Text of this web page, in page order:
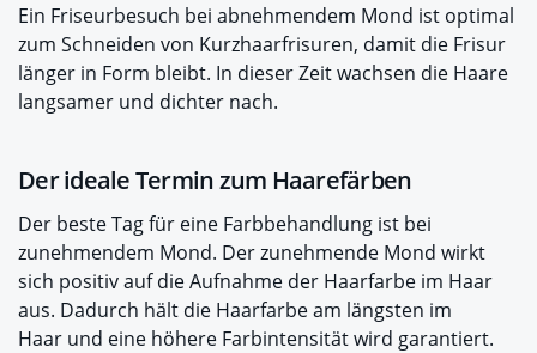
Ein Friseurbesuch bei abnehmendem Mond ist optimal
zum Schneiden von Kurzhaarfrisuren, damit die Frisur
länger in Form bleibt. In dieser Zeit wachsen die Haare
langsamer und dichter nach.
Der ideale Termin zum Haarefärben
Der beste Tag für eine Farbbehandlung ist bei
zunehmendem Mond. Der zunehmende Mond wirkt
sich positiv auf die Aufnahme der Haarfarbe im Haar
aus. Dadurch hält die Haarfarbe am längsten im
Haar und eine höhere Farbintensität wird garantiert.